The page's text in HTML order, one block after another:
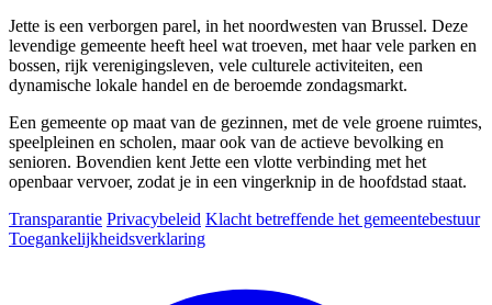
Jette is een verborgen parel, in het noordwesten van Brussel. Deze
levendige gemeente heeft heel wat troeven, met haar vele parken en
bossen, rijk verenigingsleven, vele culturele activiteiten, een
dynamische lokale handel en de beroemde zondagsmarkt.
Een gemeente op maat van de gezinnen, met de vele groene ruimtes,
speelpleinen en scholen, maar ook van de actieve bevolking en
senioren. Bovendien kent Jette een vlotte verbinding met het
openbaar vervoer, zodat je in een vingerknip in de hoofdstad staat.
Transparantie Privacybeleid Klacht betreffende het gemeentebestuur
Toegankelijkheidsverklaring